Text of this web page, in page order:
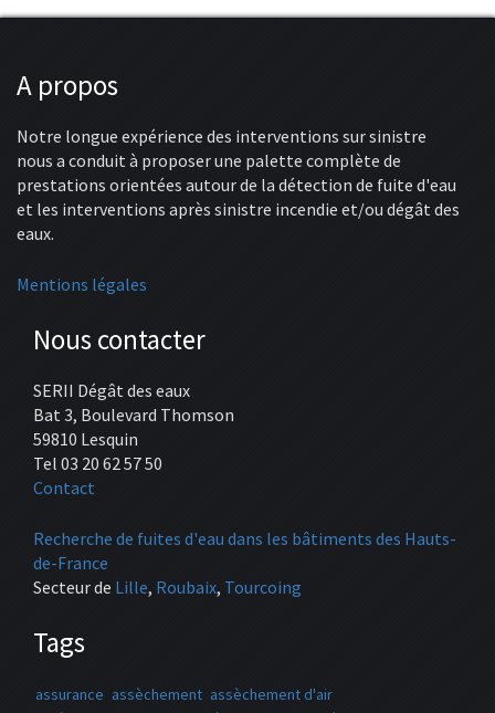
A propos
Notre longue expérience des interventions sur sinistre
nous a conduit à proposer une palette complète de
prestations orientées autour de la détection de fuite d'eau
et les interventions après sinistre incendie et/ou dégât des
eaux.
Mentions légales
Nous contacter
SERII Dégât des eaux
Bat 3, Boulevard Thomson
59810 Lesquin
Tel 03 20 62 57 50
Contact
Recherche de fuites d'eau dans les bâtiments des Hauts-
de-France
Secteur de Lille, Roubaix, Tourcoing
Tags
assurance assèchement assèchement d'air